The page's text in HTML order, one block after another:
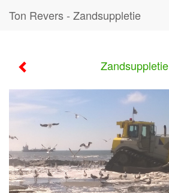
Ton Revers - Zandsuppletie
Zandsuppletie